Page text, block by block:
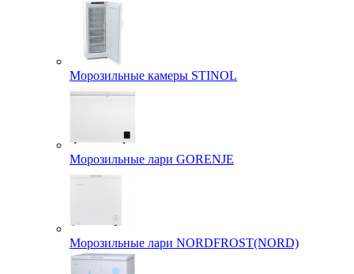
Морозильные камеры STINOL
Морозильные лари GORENJE
Морозильные лари NORDFROST(NORD)